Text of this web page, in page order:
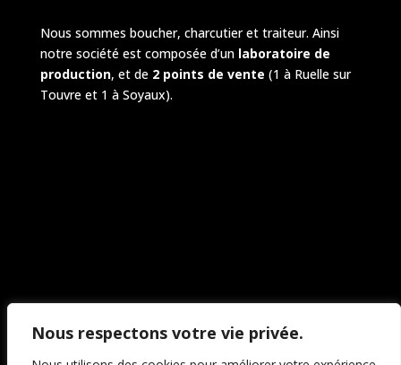
Nous respectons votre vie privée.
Nous sommes boucher, charcutier et traiteur. Ainsi
notre société est composée d’un laboratoire de
production, et de2 points de vente (1 à Ruelle sur
Touvre et 1 à Soyaux).